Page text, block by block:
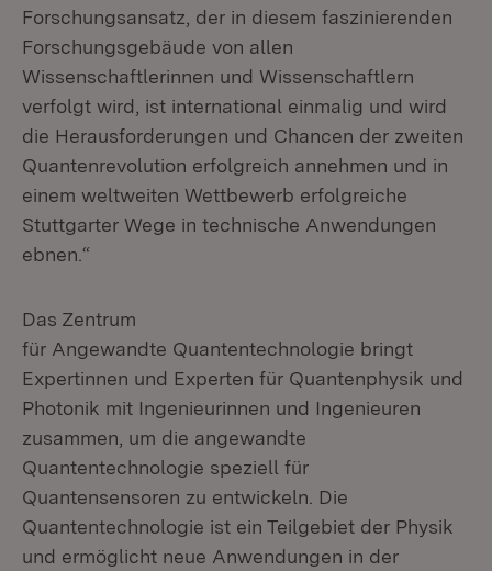
Forschungsansatz, der in diesem faszinierenden
Forschungsgebäude von allen
Wissenschaftlerinnen und Wissenschaftlern
verfolgt wird, ist international einmalig und wird
die Herausforderungen und Chancen der zweiten
Quantenrevolution erfolgreich annehmen und in
einem weltweiten Wettbewerb erfolgreiche
Stuttgarter Wege in technische Anwendungen
ebnen.“
Das Zentrum
für Angewandte Quantentechnologie bringt
Expertinnen und Experten für Quantenphysik und
Photonik mit Ingenieurinnen und Ingenieuren
zusammen, um die angewandte
Quantentechnologie speziell für
Quantensensoren zu entwickeln. Die
Quantentechnologie ist ein Teilgebiet der Physik
und ermöglicht neue Anwendungen in der